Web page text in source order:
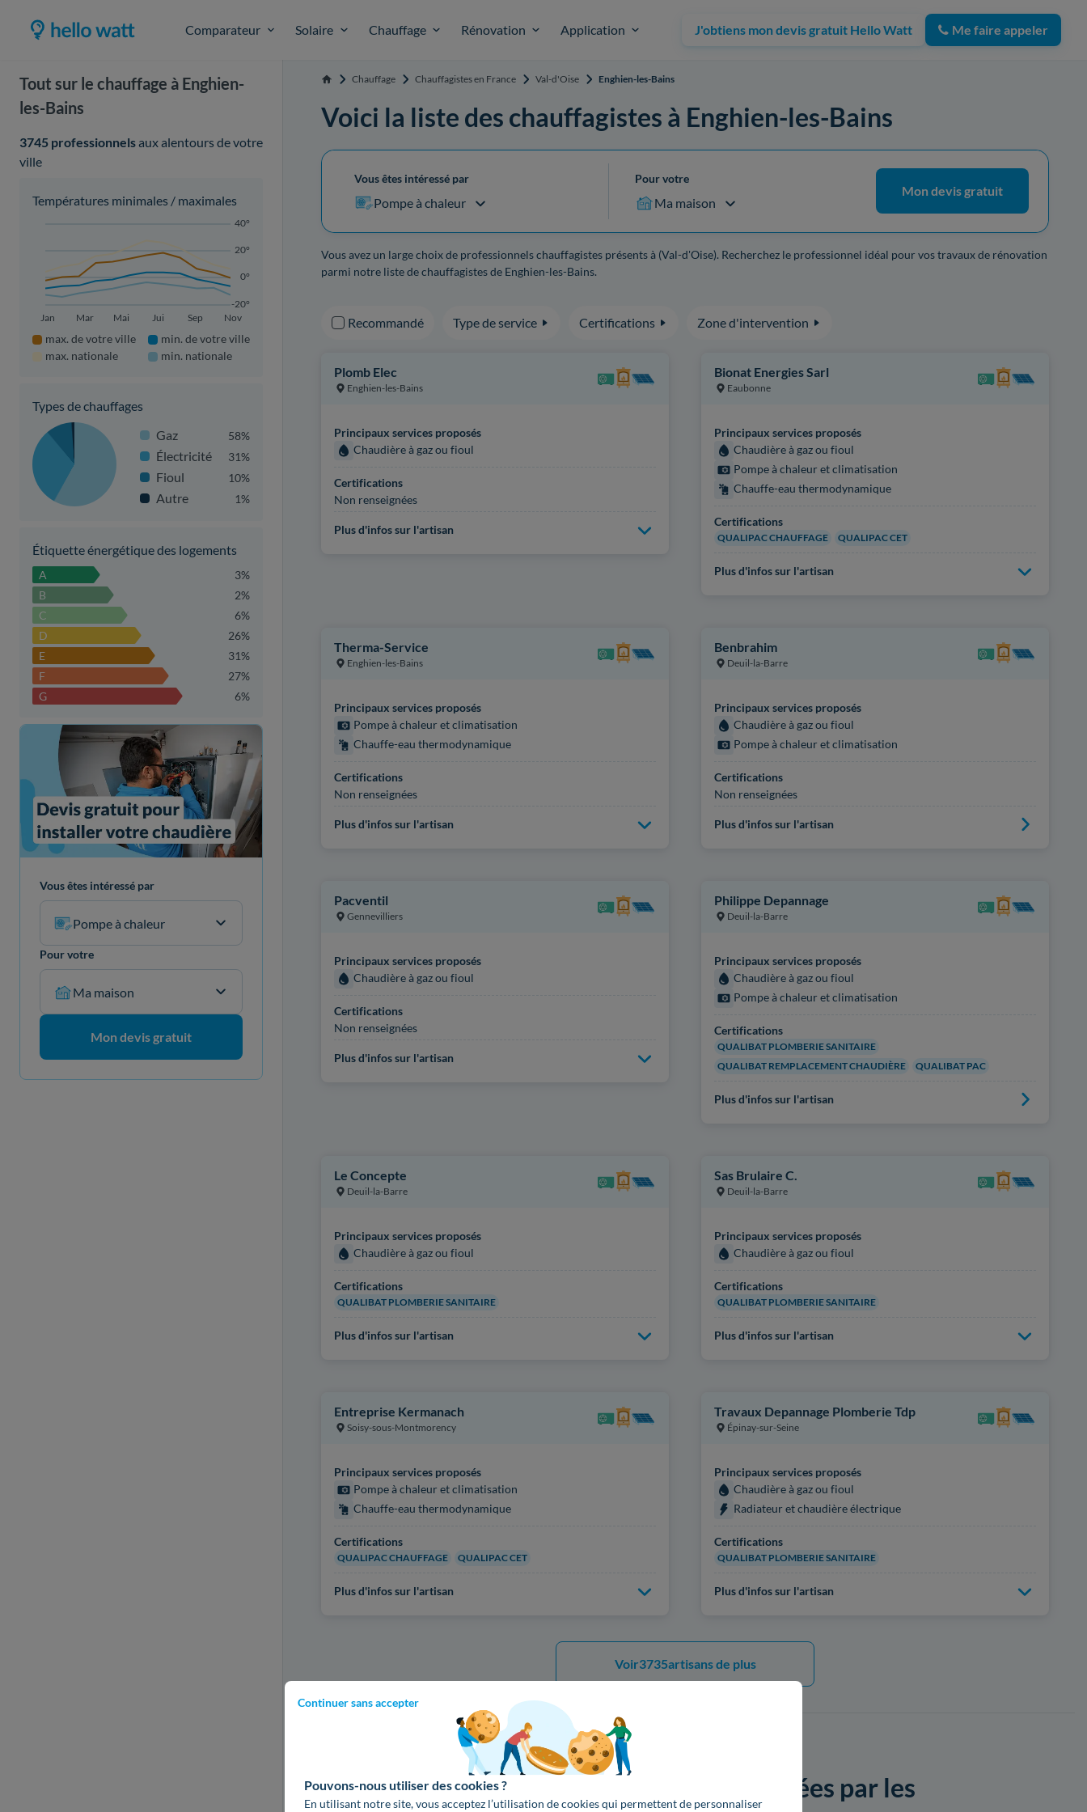
Comparateur Solaire Chauffage Rénovation Application J'obtiens mon devis gratuit Hello Watt Me faire appeler
Continuer sans accepter
Pouvons-nous utiliser des cookies ?
En utilisant notre site, vous acceptez l’utilisation de cookies qui permettent de personnaliser
Tout sur le chauffage à Enghien-
les-Bains
3745 professionnelsaux alentours de votre
ville
Températures minimales / maximales
-20°
0°
20°
40°
Jan Mar Mai Jui Sep Nov
max. de votre ville
max. nationale
min. de votre ville
min. nationale
Types de chauffages
Gaz
58%
Électricité 31%
Fioul 10%
Autre 1%
Étiquette énergétique des logements
A
3%
B
2%
C
6%
D
26%
E
31%
F
27%
G
6%
Vous êtes intéressé par
Pompe à chaleur
Pour votre
Ma maison
Mon devis gratuit
Accueil Chauffage Chauffagistes en France Val-d'Oise Enghien-les-Bains
Voici la liste des chauffagistes à Enghien-les-Bains
Vous êtes intéressé par
Pompe à chaleur
Pour votre
Ma maison
Mon devis gratuit
Vous avez un large choix de professionnels chauffagistes présents à (Val-d'Oise). Recherchez le professionnel idéal pour vos travaux de rénovation
parmi notre liste de chauffagistes de Enghien-les-Bains.
Recommandé Type de service Certifications Zone d'intervention
Plomb Elec
Enghien-les-Bains
Principaux services proposés
Chaudière à gaz ou fioul
Certifications
Non renseignées
Plus d'infos sur l'artisan
Bionat Energies Sarl
Eaubonne
Principaux services proposés
Chaudière à gaz ou fioul
Pompe à chaleur et climatisation
Chauffe-eau thermodynamique
Certifications
QUALIPAC CHAUFFAGE QUALIPAC CET
Plus d'infos sur l'artisan
Therma-Service
Enghien-les-Bains
Principaux services proposés
Pompe à chaleur et climatisation
Chauffe-eau thermodynamique
Certifications
Non renseignées
Plus d'infos sur l'artisan
Benbrahim
Deuil-la-Barre
Principaux services proposés
Chaudière à gaz ou fioul
Pompe à chaleur et climatisation
Certifications
Non renseignées
Plus d'infos sur l'artisan
Pacventil
Gennevilliers
Principaux services proposés
Chaudière à gaz ou fioul
Certifications
Non renseignées
Plus d'infos sur l'artisan
Philippe Depannage
Deuil-la-Barre
Principaux services proposés
Chaudière à gaz ou fioul
Pompe à chaleur et climatisation
Certifications
QUALIBAT PLOMBERIE SANITAIRE
QUALIBAT REMPLACEMENT CHAUDIÈRE
QUALIBAT PAC
Plus d'infos sur l'artisan
Le Concepte
Deuil-la-Barre
Principaux services proposés
Chaudière à gaz ou fioul
Certifications
QUALIBAT PLOMBERIE SANITAIRE
Plus d'infos sur l'artisan
Sas Brulaire C.
Deuil-la-Barre
Principaux services proposés
Chaudière à gaz ou fioul
Certifications
QUALIBAT PLOMBERIE SANITAIRE
Plus d'infos sur l'artisan
Entreprise Kermanach
Soisy-sous-Montmorency
Principaux services proposés
Pompe à chaleur et climatisation
Chauffe-eau thermodynamique
Certifications
QUALIPAC CHAUFFAGE QUALIPAC CET
Plus d'infos sur l'artisan
Travaux Depannage Plomberie Tdp
Épinay-sur-Seine
Principaux services proposés
Chaudière à gaz ou fioul
Radiateur et chaudière électrique
Certifications
QUALIBAT PLOMBERIE SANITAIRE
Plus d'infos sur l'artisan
Voir3735artisans de plus
Découvrez les prestations proposées par les